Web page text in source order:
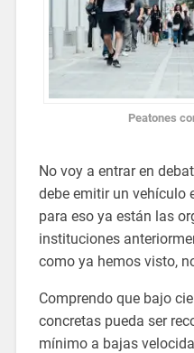
Peatones
No voy a entrar en
debe emitir un vehículo
para eso ya están las
instituciones
como ya hemos visto,
Comprendo que bajo
concretas pueda ser
mínimo a bajas